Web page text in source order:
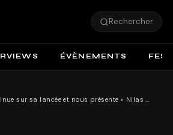
Rechercher
ÉVÈNEMENTS
ABRAN continue sur sa lancée et nous présente « Nilas » !